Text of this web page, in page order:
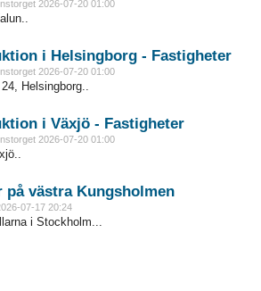
2026-07-20 01:00
2026-08-13 Auktion i Helsingborg - Fastigheter
2026-07-20 01:00
Helsingborg..
2026-08-12 Auktion i Växjö - Fastigheter
2026-07-20 01:00
på västra Kungsholmen
07-17 20:24
i Stockholm...